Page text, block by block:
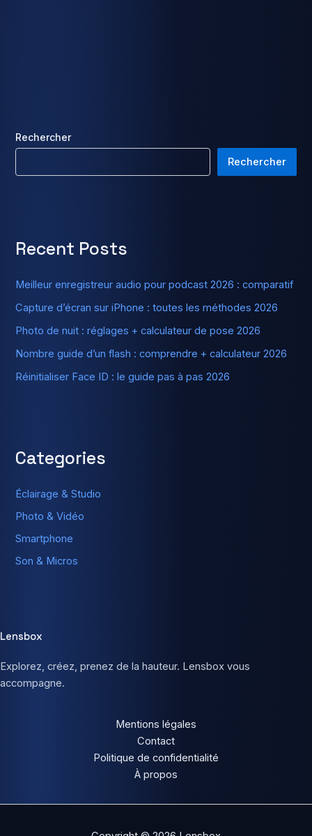
Rechercher
Rechercher
Recent Posts
Meilleur enregistreur audio pour podcast 2026 : comparatif
Capture d’écran sur iPhone : toutes les méthodes 2026
Photo de nuit : réglages + calculateur de pose 2026
Nombre guide d’un flash : comprendre + calculateur 2026
Réinitialiser Face ID : le guide pas à pas 2026
Categories
Éclairage & Studio
Photo & Vidéo
Smartphone
Son & Micros
Lensbox
Explorez, créez, prenez de la hauteur. Lensbox vous
accompagne.
Mentions légales
Contact
Politique de confidentialité
À propos